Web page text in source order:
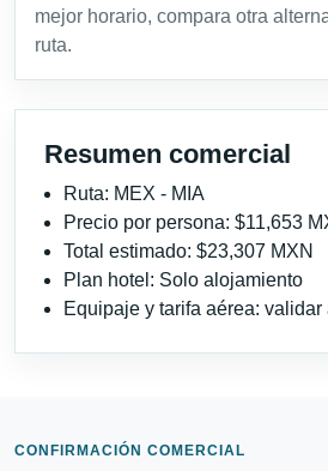
mejor horario, compara otra
ruta.
Resumen comercial
Ruta: MEX - MIA
Precio por persona: $11,653
Total estimado: $23,307 MXN
Plan hotel: Solo alojamiento
Equipaje y tarifa aérea:
CONFIRMACIÓN COMERCIAL